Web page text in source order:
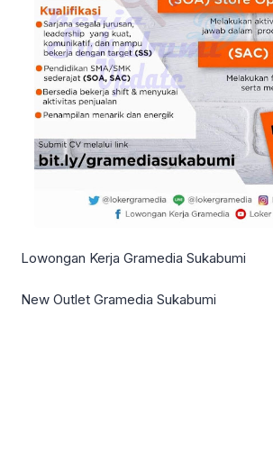
Lowongan Kerja Gramedia Sukabumi
New Outlet Gramedia Sukabumi